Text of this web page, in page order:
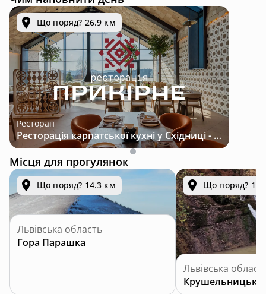
Що поряд? 26.9 км
Ресторан
Ресторація карпатської кухні у Східниці - місце з характером і традиціями
Місця для прогулянок
Що поряд? 14.3 км
Львівська область
Гора Парашка
Що поряд?
Львівська